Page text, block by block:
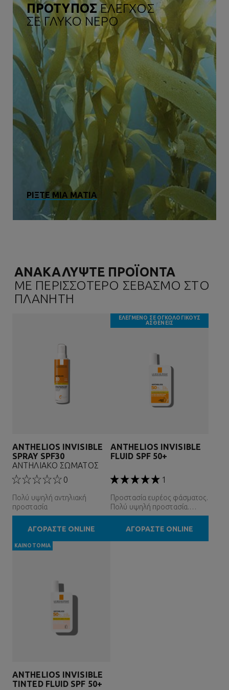
ΠΡΟΤΥΠΟΣΕΛΕΓΧΟΣ
ΣΕ ΓΛΥΚΟ ΝΕΡΟ
ΡΙΞΤΕ ΜΙΑ ΜΑΤΙΑ
ΑΝΑΚΑΛΥΨΤΕ ΠΡΟΪΟΝΤΑ
ΜΕ ΠΕΡΙΣΣΟΤΕΡΟ ΣΕΒΑΣΜΟ ΣΤΟ
ΠΛΑΝΗΤΗ
ANTHELIOS INVISIBLE
SPRAY SPF30
ΑΝΤΗΛΙΑΚΟ ΣΩΜΑΤΟΣ
0
Πολύ υψηλή αντηλιακή
προστασία
ΑΓΟΡΑΣΤΕ ONLINE
ΕΛΕΓΜΕΝΟ ΣΕ ΟΓΚΟΛΟΓΙΚΟΥΣ
ΑΣΘΕΝΕΙΣ
ANTHELIOS INVISIBLE
FLUID SPF 50+
1
Προστασία ευρέος φάσματος.
Πολύ υψηλή προστασία.
Εξαιρετικά ανθεκτικό.
ΑΓΟΡΑΣΤΕ ONLINE
ΚΑΙΝΟΤΟΜΊΑ
ANTHELIOS INVISIBLE
TINTED FLUID SPF 50+